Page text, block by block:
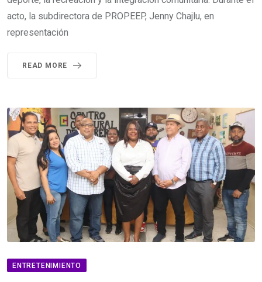
acto, la subdirectora de PROPEEP, Jenny Chajlu, en
representación
READ MORE
ENTRETENIMIENTO